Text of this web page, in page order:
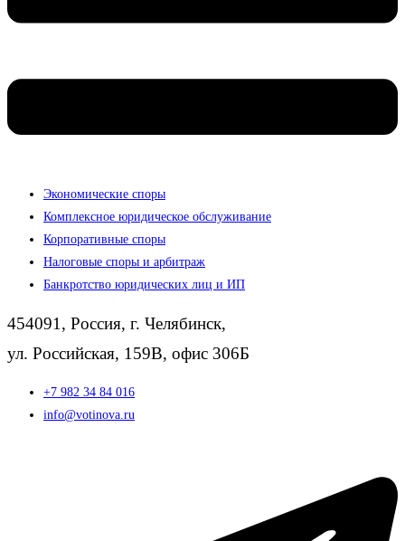
Экономические споры
Комплексное юридическое обслуживание
Корпоративные споры
Налоговые споры и арбитраж
Банкротство юридических лиц и ИП
454091, Россия, г. Челябинск,
ул. Российская, 159В, офис 306Б
+7 982 34 84 016
info@votinova.ru